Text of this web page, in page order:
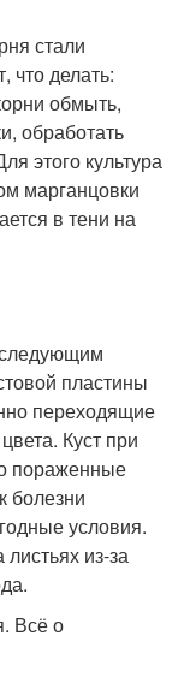
стали
что делать:
обмыть,
обработать
этого культура
марганцовки
в тени на
следующим
пластины
переходящие
Куст при
пораженные
болезни
условия.
из-за